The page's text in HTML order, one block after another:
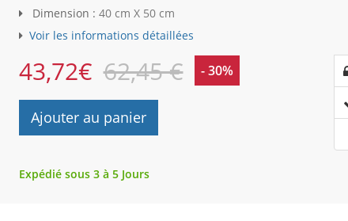
Dimension : 40 cm X 50 cm
Voir les informations détaillées
43,72€ 62,45 € - 30%
Ajouter au panier
Expédié sous 3 à 5 Jours